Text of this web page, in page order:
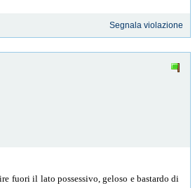
Segnala violazione
fuori il lato possessivo, geloso e bastardo di